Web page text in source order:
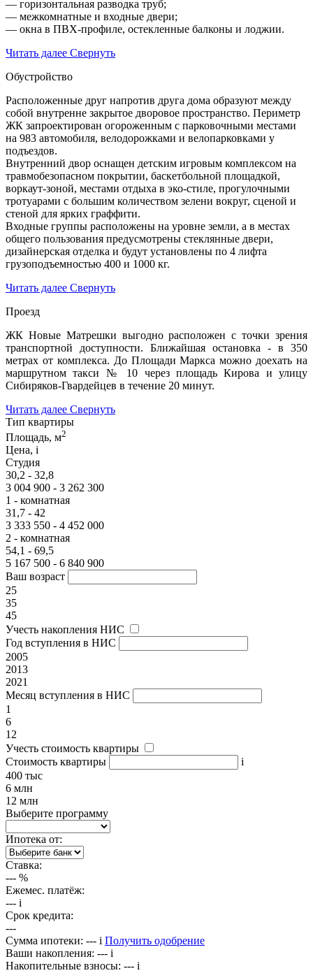
— горизонтальная разводка труб;
— межкомнатные и входные двери;
— окна в ПВХ-профиле, остекленные балконы и лоджии.
Читать далее Свернуть
Обустройство
Расположенные друг напротив друга дома образуют между
собой внутренне закрытое дворовое пространство. Периметр
ЖК запроектирован огороженным с парковочными местами
на 983 автомобиля, велодорожками и велопарковками у
подъездов.
Внутренний двор оснащен детским игровым комплексом на
травмобезопасном покрытии, баскетбольной площадкой,
воркаут-зоной, местами отдыха в эко-стиле, прогулочными
тротуарами с большим количеством зелени вокруг, сценой и
стеной для ярких граффити.
Входные группы расположены на уровне земли, а в местах
общего пользования предусмотрены стеклянные двери,
дизайнерская отделка и будут установлены по 4 лифта
грузоподъемностью 400 и 1000 кг.
Читать далее Свернуть
Проезд
ЖК Новые Матрешки выгодно расположен с точки зрения
транспортной доступности. Ближайшая остановка - в 350
метрах от комплекса. До Площади Маркса можно доехать на
маршрутном такси № 10 через площадь Кирова и улицу
Сибиряков-Гвардейцев в течение 20 минут.
Читать далее Свернуть
Тип квартиры
Площадь, м2
Цена, i
Студия
30,2 - 32,8
3 004 900 - 3 262 300
1 - комнатная
31,7 - 42
3 333 550 - 4 452 000
2 - комнатная
54,1 - 69,5
5 167 500 - 6 840 900
Ваш возраст
25
35
45
Учесть накопления НИС
Год вступления в НИС
2005
2013
2021
Месяц вступления в НИС
1
6
12
Учесть стоимость квартиры
Стоимость квартиры
i
400 тыс
6 млн
12 млн
Выберите программу
Ипотека от:
Ставка:
--- %
Ежемес. платёж:
--- i
Срок кредита:
---
Сумма ипотеки: --- i Получить одобрение
Ваши накопления: --- i
Накопительные взносы: --- i